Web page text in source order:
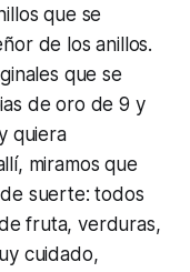
que se
de los anillos.
que se
de oro de 9 y
quiera
miramos que
suerte: todos
fruta, verduras,
cuidado,